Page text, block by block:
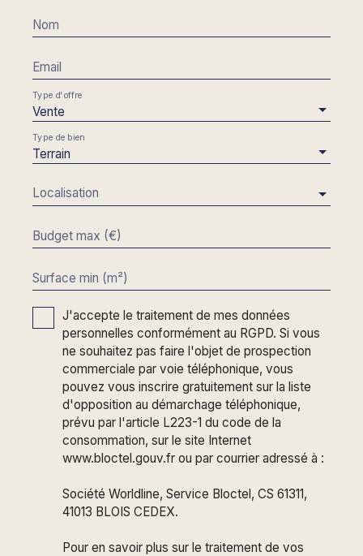
Nom
Email
Vente
Type d'offre
Terrain
Type de bien
Localisation
Budget max (€)
Surface min (m²)
J'accepte le traitement de mes données
personnelles conformément au RGPD. Si vous
ne souhaitez pas faire l'objet de prospection
commerciale par voie téléphonique, vous
pouvez vous inscrire gratuitement sur la liste
d'opposition au démarchage téléphonique,
prévu par l'article L223-1 du code de la
consommation, sur le site Internet
www.bloctel.gouv.fr ou par courrier adressé à :
Société Worldline, Service Bloctel, CS 61311,
41013 BLOIS CEDEX.
Pour en savoir plus sur le traitement de vos